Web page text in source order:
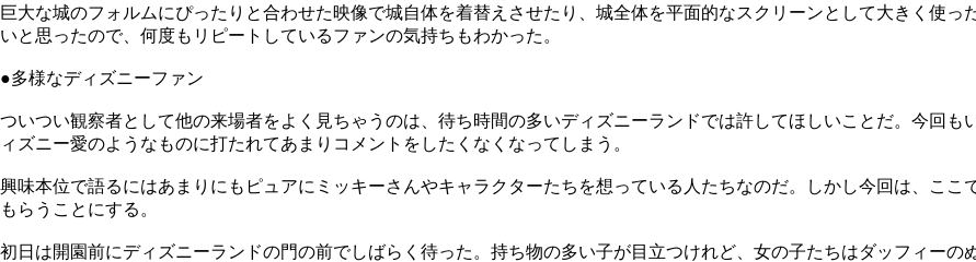
巨大な城のフォルムにぴったりと合わせた映像で城自体を着替えさせたり、城全体を平面的なスクリーンとして大きく使
いと思ったので、何度もリピートしているファンの気持ちもわかった。
●多様なディズニーファン
ついつい観察者として他の来場者をよく見ちゃうのは、待ち時間の多いディズニーランドでは許してほしいことだ。今回
ィズニー愛のようなものに打たれてあまりコメントをしたくなくなってしまう。
興味本位で語るにはあまりにもピュアにミッキーさんやキャラクターたちを想っている人たちなのだ。しかし今回は、こ
もらうことにする。
初日は開園前にディズニーランドの門の前でしばらく待った。持ち物の多い子が目立つけれど、女の子たちはダッフィー